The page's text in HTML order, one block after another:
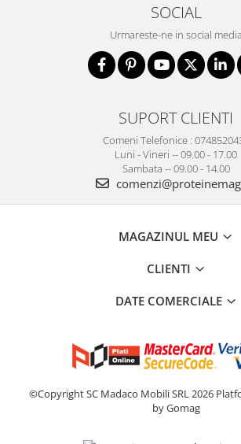
SOCIAL
Urmareste-ne in social media
SUPORT CLIENTI
Comeni Telefonice :
Luni - Vineri -- 09.00 - 17.00
Sambata -- 09.00 - 14.00
MAGAZINUL MEU
CLIENTI
DATE COMERCIALE
©Copyright SC Madaco Mobili SRL 2026
by Gomag